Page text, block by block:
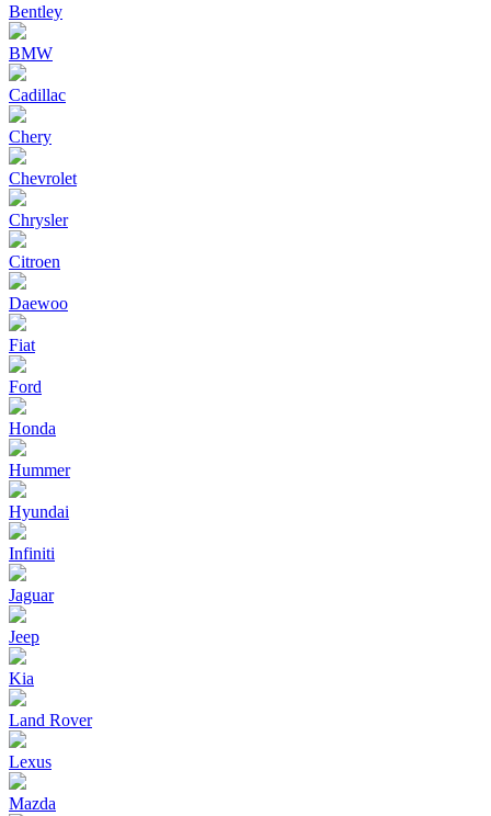
Bentley
BMW
Cadillac
Chery
Chevrolet
Chrysler
Citroen
Daewoo
Fiat
Ford
Honda
Hummer
Hyundai
Infiniti
Jaguar
Jeep
Kia
Land Rover
Lexus
Mazda